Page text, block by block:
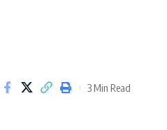
3 Min Read